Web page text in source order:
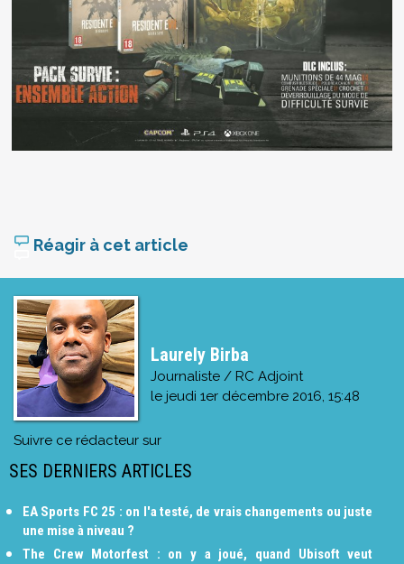
Réagir à cet article
Laurely Birba
Journaliste / RC Adjoint
le jeudi 1er décembre 2016, 15:48
Suivre ce rédacteur sur
SES DERNIERS ARTICLES
EA Sports FC 25 : on l'a testé, de vrais changements ou juste
une mise à niveau ?
The Crew Motorfest : on y a joué, quand Ubisoft veut